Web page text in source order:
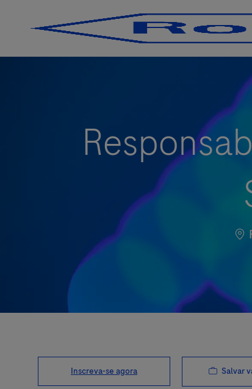
Inscreva-se agora Salvar